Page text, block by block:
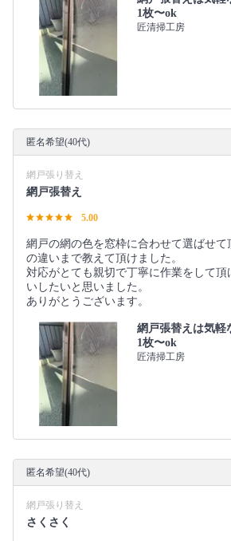
1枚〜ok
匠清掃工房
匿名希望(40代)
網戸張り替え
網戸張替え
5.00
網戸の網の色を窓枠に合わせて選ばせ
の違いまで教えて頂けました。
対応がとても親切で丁寧に作業をして
いしたいと思いました。
ありがとうございます。
網戸張替えは気軽
1枚〜ok
匠清掃工房
匿名希望(40代)
網戸張り替え
さくさく